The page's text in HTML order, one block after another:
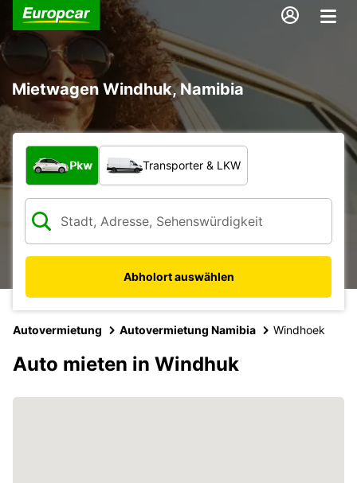
Mietwagen Windhuk, Namibia
Welche Art von Fahrzeug?
Pkw Transporter & LKW
Abholort auswählen
Autovermietung Autovermietung Namibia Windhoek
Auto mieten in Windhuk